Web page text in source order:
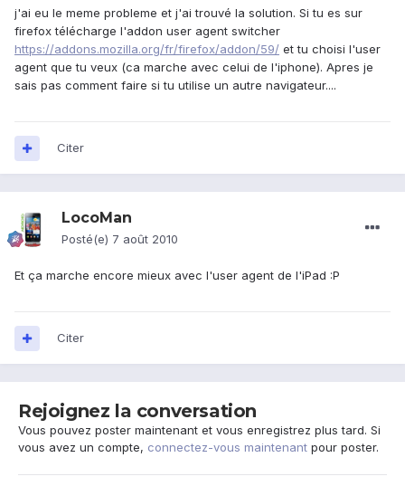
j'ai eu le meme probleme et j'ai trouvé la solution. Si tu es sur
firefox télécharge l'addon user agent switcher
https://addons.mozilla.org/fr/firefox/addon/59/ et tu choisi l'user
agent que tu veux (ca marche avec celui de l'iphone). Apres je
sais pas comment faire si tu utilise un autre navigateur....
Citer
LocoMan
Posté(e) 7 août 2010
Et ça marche encore mieux avec l'user agent de l'iPad :P
Citer
Rejoignez la conversation
Vous pouvez poster maintenant et vous enregistrez plus tard. Si
vous avez un compte, connectez-vous maintenant pour poster.